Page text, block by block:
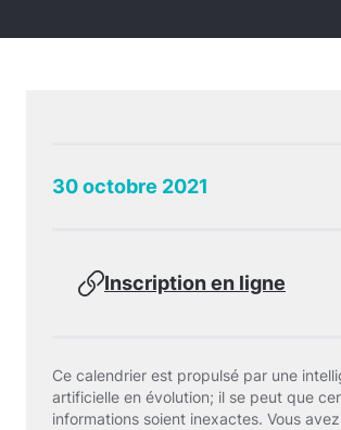
30 octobre 2021
Inscription en ligne
Ce calendrier est propulsé par une
artificielle en évolution; il se peut que
informations soient inexactes. Vous